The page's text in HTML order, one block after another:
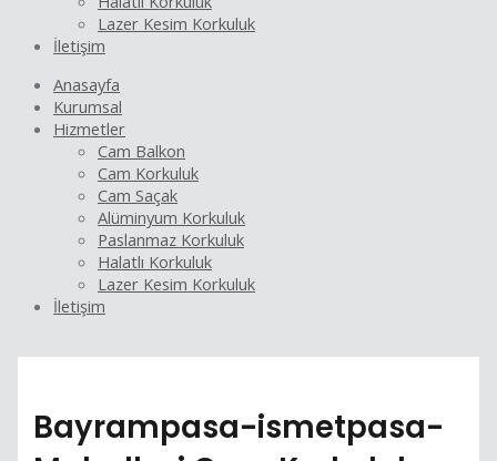
Lazer Kesim Korkuluk
İletişim
Anasayfa
Kurumsal
Hizmetler
Cam Balkon
Cam Korkuluk
Cam Saçak
Alüminyum Korkuluk
Paslanmaz Korkuluk
Halatlı Korkuluk
Lazer Kesim Korkuluk
İletişim
Bayrampasa-ismetpasa-